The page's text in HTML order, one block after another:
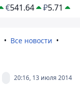
€541.64 ₽5.71
Все новости
20:16, 13 июля 2014